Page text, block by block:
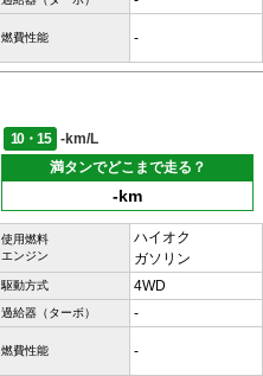
燃費性能 -
10・15
-km/L
満タンでどこまで走る？
-km
使用燃料
エンジン
ハイオク
ガソリン
駆動方式 4WD
過給器（ターボ） -
燃費性能 -